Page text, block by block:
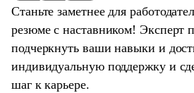
Станьте заметнее для
резюме с наставником! Эксперт
подчеркнуть ваши навыки и
индивидуальную поддержку и
шаг к карьере.